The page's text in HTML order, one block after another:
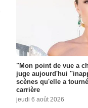
"Mon point de vue a
juge aujourd'hui
scènes qu'elle a
carrière
jeudi 6 août 2026